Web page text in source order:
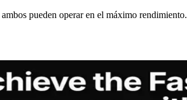
pueden operar en el máximo rendimiento.